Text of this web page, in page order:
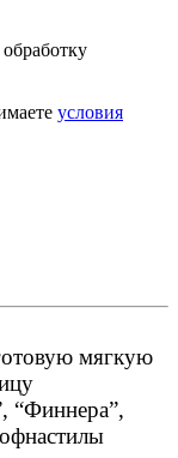
условия
мягкую
“Финнера”,